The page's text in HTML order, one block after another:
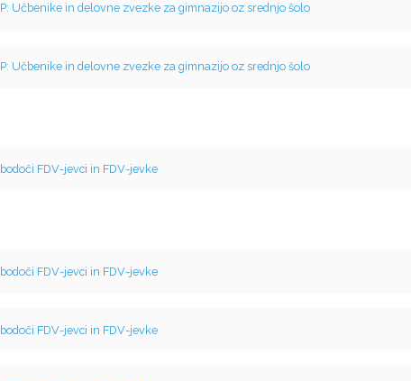
P: Učbenike in delovne zvezke za gimnazijo oz srednjo šolo
P: Učbenike in delovne zvezke za gimnazijo oz srednjo šolo
bodoči FDV-jevci in FDV-jevke
bodoči FDV-jevci in FDV-jevke
bodoči FDV-jevci in FDV-jevke